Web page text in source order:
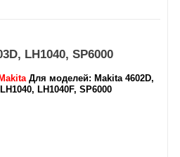
LH1040, SP6000
Для моделей: Makita 4602D,
LH1040F, SP6000